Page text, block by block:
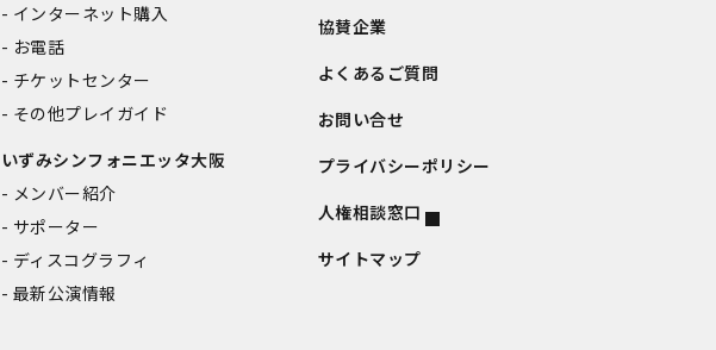
インターネット購入
お電話
チケットセンター
その他プレイガイド
いずみシンフォニエッタ大阪
メンバー紹介
サポーター
ディスコグラフィ
最新公演情報
協賛企業
よくあるご質問
お問い合せ
プライバシーポリシー
人権相談窓口
サイトマップ